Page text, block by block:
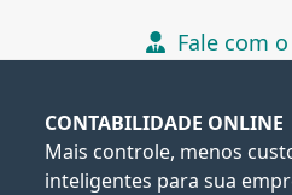
Fale com
CONTABILIDADE ONLINE
Mais controle, menos
inteligentes para sua